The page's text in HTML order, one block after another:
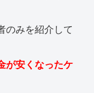
のみを紹介して
が安くなったケ